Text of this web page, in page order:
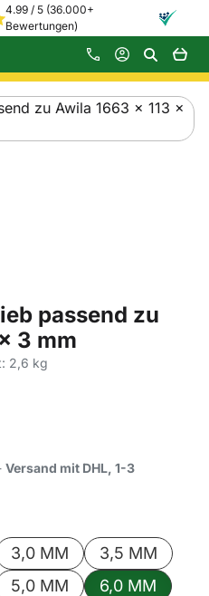
4.99 / 5 (36.000+
Bewertungen)
passend zu
3 mm
2,6 kg
Versand mit DHL, 1-3
3,0 MM
3,5 MM
5,0 MM 6,0 MM